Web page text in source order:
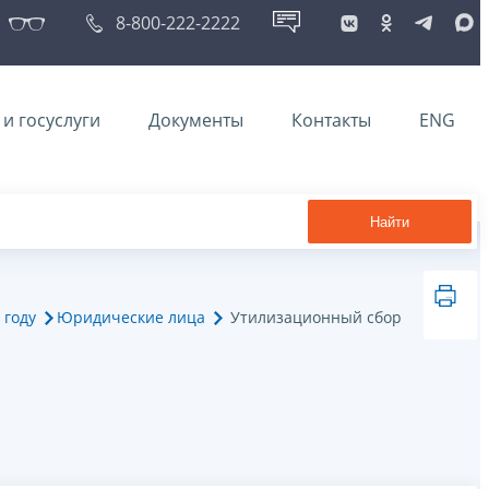
8-800-222-2222
госуслуги Документы Контакты ENG
Найти
Юридические лица Утилизационный сбор